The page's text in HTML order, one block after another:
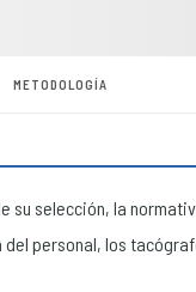
METODOLOGÍA
selección, la
personal, los